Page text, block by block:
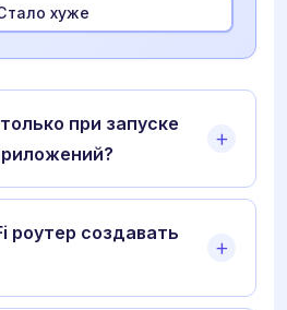
хуже
при запуске
роутер создавать